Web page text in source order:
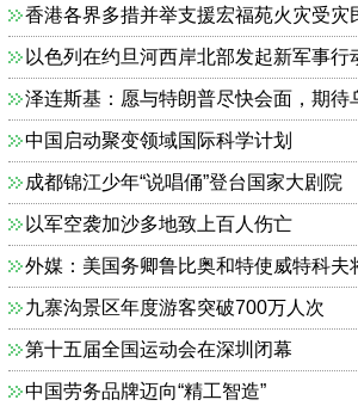
香港各界多措并举支援宏福苑火灾受灾
以色列在约旦河西岸北部发起新军事行
泽连斯基：愿与特朗普尽快会面，期待
中国启动聚变领域国际科学计划
成都锦江少年“说唱俑”登台国家大剧院
以军空袭加沙多地致上百人伤亡
外媒：美国务卿鲁比奥和特使威特科夫
九寨沟景区年度游客突破700万人次
第十五届全国运动会在深圳闭幕
中国劳务品牌迈向“精工智造”